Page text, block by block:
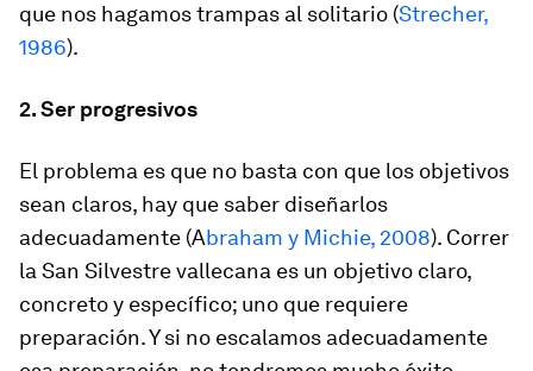
que nos hagamos trampas al solitario (Strecher,
1986).
2. Ser progresivos
El problema es que no basta con que los objetivos
sean claros, hay que saber diseñarlos
adecuadamente (Abraham y Michie, 2008). Correr
la San Silvestre vallecana es un objetivo claro,
concreto y específico; uno que requiere
preparación. Y si no escalamos adecuadamente